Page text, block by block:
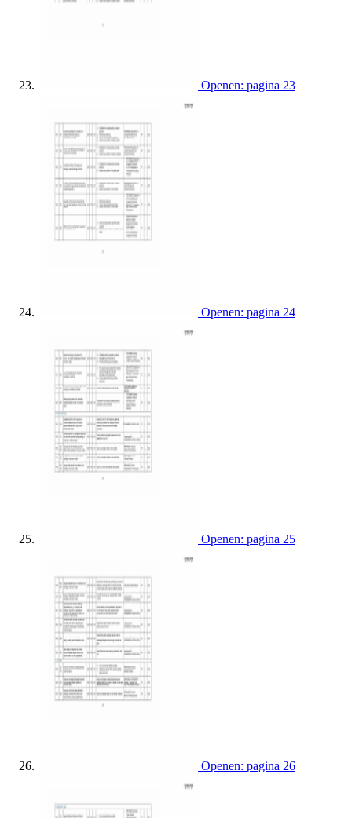
Openen: pagina 23
Openen: pagina 24
Openen: pagina 25
Openen: pagina 26